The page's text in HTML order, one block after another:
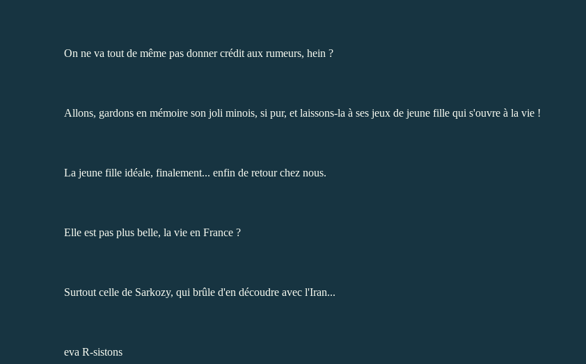
On ne va tout de même pas donner crédit aux rumeurs, hein ?
Allons, gardons en mémoire son joli minois, si pur, et laissons-la à ses jeux de jeune fille qui s'ouvre à la vie !
La jeune fille idéale, finalement... enfin de retour chez nous.
Elle est pas plus belle, la vie en France ?
Surtout celle de Sarkozy, qui brûle d'en découdre avec l'Iran...
eva R-sistons